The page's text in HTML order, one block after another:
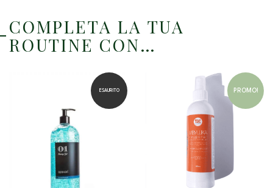
COMPLETA LA TUA
ROUTINE CON…
ESAURITO PROMO!